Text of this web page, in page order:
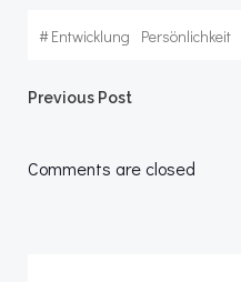
#Entwicklung Persönlichkeit
Post
navigation
Previous Post
Comments are closed